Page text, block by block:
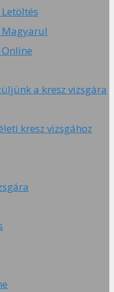
Magyarul
a kresz vizsgára
kresz vizsgához